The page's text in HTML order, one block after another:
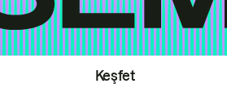
Keşfet